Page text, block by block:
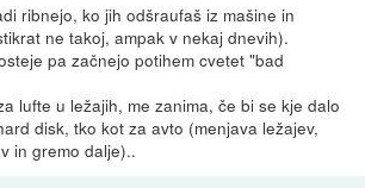
ribnejo, ko jih odšraufaš iz mašine in
ne takoj, ampak v nekaj dnevih).
pa začnejo potihem cvetet "bad
lufte u ležajih, me zanima, če bi se kje dalo
disk, tko kot za avto (menjava ležajev,
in gremo dalje)..